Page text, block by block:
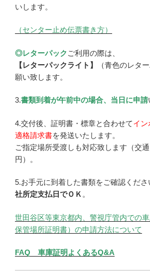
いします。
（センター止め伝票書き方）
◎レターパック ご利用の際は、
【レターパックライト】
（青色のレタ
願い致します。
3.書類到着が午前中の場合、当日に申請
4.交付後、証明書・標章と合わせてイン
適格請求書を発送いたします。
ご指定場所受渡しも対応致します（交
円）。
5.お手元に到着した書類をご確認くださ
社所定支払日でＯＫ 。
世田谷区等東京都内、警視庁管内での
保管場所証明書）の申請方法について
FAQ 車庫証明よくあるQ&A